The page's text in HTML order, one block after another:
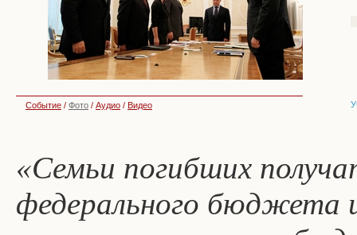
Событие / Фото / Аудио / Видео
«Семьи погибших
федерального бюджета